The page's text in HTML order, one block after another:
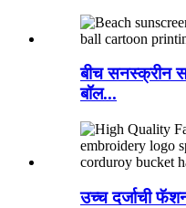
बीच सनस्क्रीन
बॉल...
उच्च दर्जाची